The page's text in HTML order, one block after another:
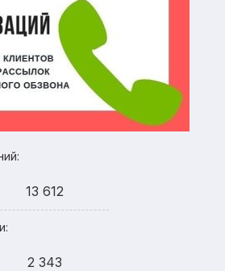
13 612
2 343